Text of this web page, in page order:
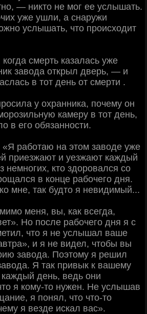
— никто не мог ее услышать.
уже ушли, а снаружи
услышать, что происходит
смерть казалась уже
завода открыл дверь, — и
в тот день от смерти .
у охранника, почему он
камеру в тот день,
в его обязанности.
«Я работаю на этом заводе уже
приезжают и уезжают каждый
немногих, кто здоровался со
в конце рабочего дня.
мне, так будто я невидимый...
меня, вы, как всегда,
Но после рабочего дня я с
что я не услышал ваше
и я не видел, чтобы вы
завода. Поэтому я решил
Я так привык к вашему
день, ведь они
я кому-то нужен. Не услышав
я понял, что что-то
я везде искал вас».